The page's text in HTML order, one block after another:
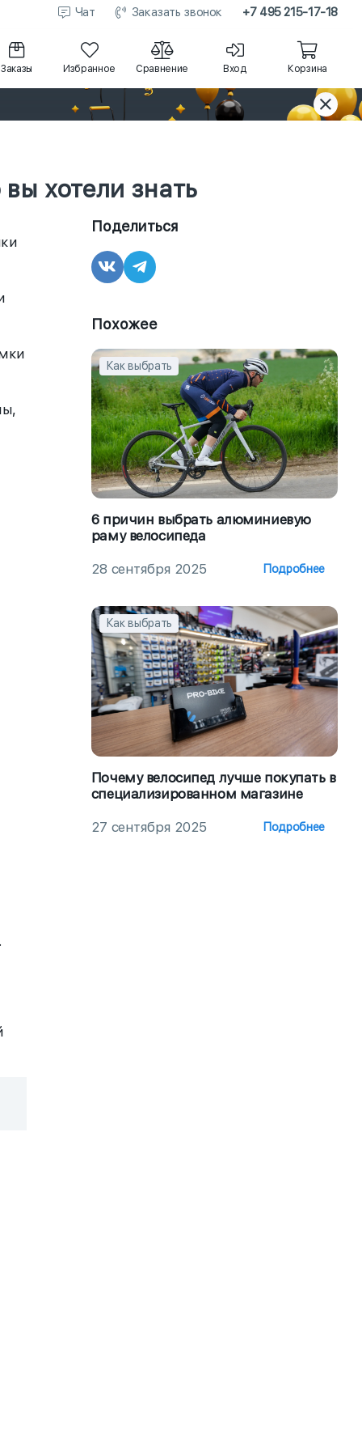
Чат Заказать звонок +7 495 215-17-18
Заказы Избранное Сравнение Вход Корзина
хотели знать
Поделиться
Похожее
Как выбрать
6 причин выбрать алюминиевую
раму велосипеда
28 сентября 2025 Подробнее
Как выбрать
Почему велосипед лучше покупать в
специализированном магазине
27 сентября 2025 Подробнее